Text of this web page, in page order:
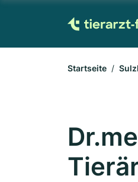
Startseite